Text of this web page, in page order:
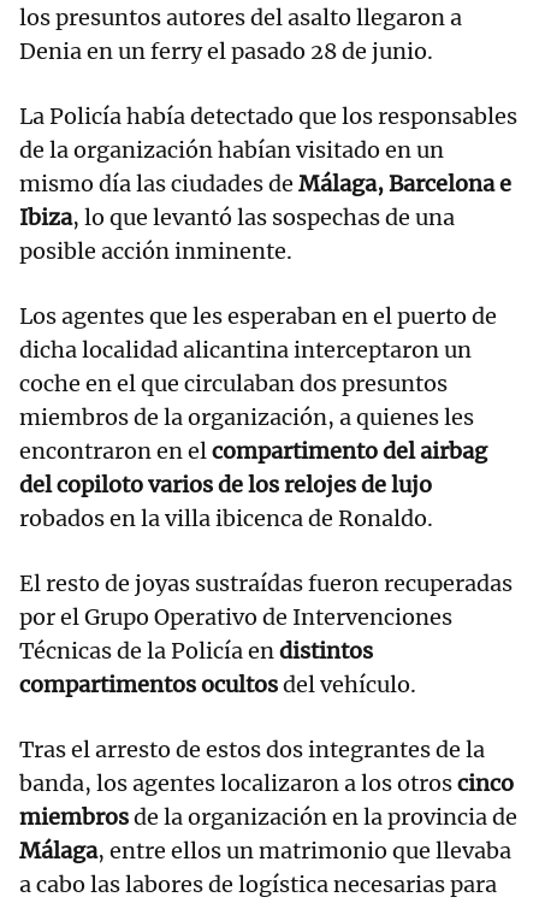
los presuntos autores del asalto llegaron a
Denia en un ferry el pasado 28 de junio.
La Policía había detectado que los responsables
de la organización habían visitado en un
mismo día las ciudades de Málaga, Barcelona e
Ibiza, lo que levantó las sospechas de una
posible acción inminente.
Los agentes que les esperaban en el puerto de
dicha localidad alicantina interceptaron un
coche en el que circulaban dos presuntos
miembros de la organización, a quienes les
encontraron en elcompartimento del airbag
del copiloto varios de los relojes de lujo
robados en la villa ibicenca de Ronaldo.
El resto de joyas sustraídas fueron recuperadas
por el Grupo Operativo de Intervenciones
Técnicas de la Policía endistintos
compartimentos ocultosdel vehículo.
Tras el arresto de estos dos integrantes de la
banda, los agentes localizaron a los otroscinco
miembrosde la organización en la provincia de
Málaga, entre ellos un matrimonio que llevaba
a cabo las labores de logística necesarias para